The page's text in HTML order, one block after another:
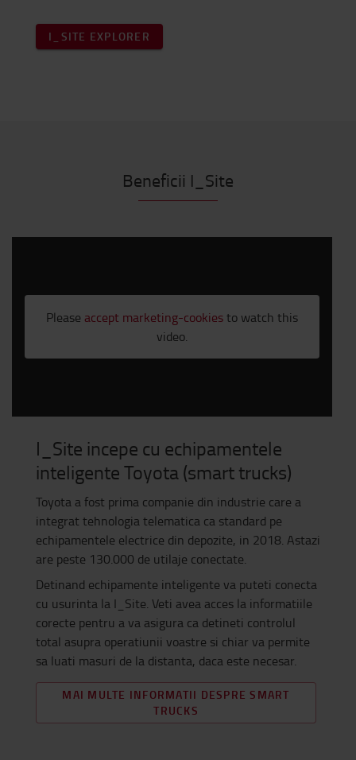
I_SITE EXPLORER
Beneficii I_Site
Please accept marketing-cookiesto watch this
video.
I_Site incepe cu echipamentele
inteligente Toyota (smart trucks)
Toyota a fost prima companie din industrie care a
integrat tehnologia telematica ca standard pe
echipamentele electrice din depozite, in 2018. Astazi
are peste 130.000 de utilaje conectate.
Detinand echipamente inteligente va puteti conecta
cu usurinta la I_Site. Veti avea acces la informatiile
corecte pentru a va asigura ca detineti controlul
total asupra operatiunii voastre si chiar va permite
sa luati masuri de la distanta, daca este necesar.
MAI MULTE INFORMATII DESPRE SMART
TRUCKS